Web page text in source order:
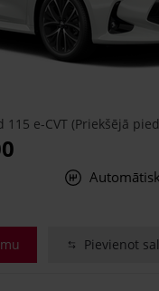
e-CVT (Priekšējā
Pievienot